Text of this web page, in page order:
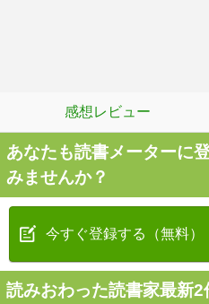
感想レビュー
あなたも読書メーターに
みませんか？
今すぐ登録する（無料）
読みおわった読書家最新2